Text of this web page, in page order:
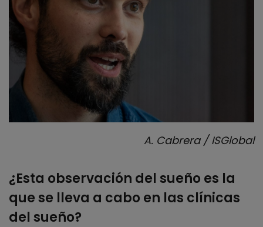
A. Cabrera / ISGlobal
¿Esta observación del sueño es la
que se lleva a cabo en las clínicas
del sueño?